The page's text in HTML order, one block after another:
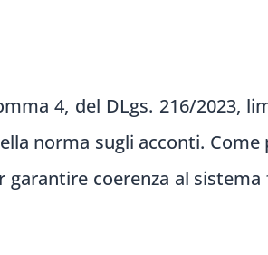
4, del DLgs. 216/2023,
norma sugli acconti. Come
coerenza al sistema